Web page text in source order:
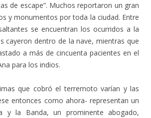
de escape”. Muchos reportaron un gran
y monumentos por toda la ciudad. Entre
se encuentran los ocurridos a la
cayeron dentro de la nave, mientras que
a más de cincuenta pacientes en el
para los indios.
que cobró el terremoto varían y las
entonces como ahora- representan un
y la Banda, un prominente abogado,